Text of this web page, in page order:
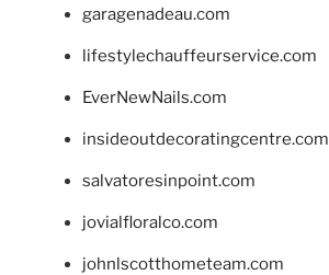
garagenadeau.com
lifestylechauffeurservice.com
EverNewNails.com
insideoutdecoratingcentre.com
salvatoresinpoint.com
jovialfloralco.com
johnlscotthometeam.com